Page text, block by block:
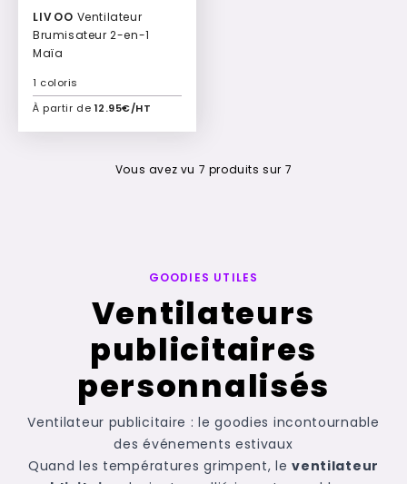
LIVOO
Brumisateur 2-en-1
Maïa
À partir de 12.95€/HT
1 coloris
Ajouter à mon devis
Vous avez vu 7 produits sur 7
GOODIES UTILES
Ventilateurs
publicitaires
personnalisés
Ventilateur publicitaire : le goodies incontournable
des événements estivaux
Quand les températures grimpent, leventilateur